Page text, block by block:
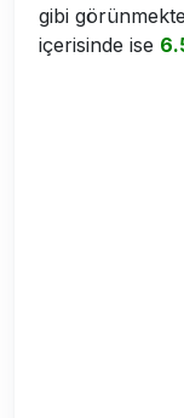
gibi
içerisinde ise